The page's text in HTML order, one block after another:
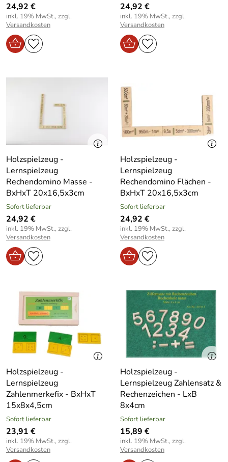
24,92 €
inkl. 19% MwSt., zzgl.
Versandkosten
24,92 €
inkl. 19% MwSt., zzgl.
Versandkosten
Holzspielzeug -
Lernspielzeug
Rechendomino Masse -
BxHxT 20x16,5x3cm
Sofort lieferbar
24,92 €
inkl. 19% MwSt., zzgl.
Versandkosten
Holzspielzeug -
Lernspielzeug
Rechendomino Flächen -
BxHxT 20x16,5x3cm
Sofort lieferbar
24,92 €
inkl. 19% MwSt., zzgl.
Versandkosten
Holzspielzeug -
Lernspielzeug
Zahlenmerkefix - BxHxT
15x8x4,5cm
Sofort lieferbar
23,91 €
inkl. 19% MwSt., zzgl.
Versandkosten
Holzspielzeug -
Lernspielzeug Zahlensatz &
Rechenzeichen - LxB
8x4cm
Sofort lieferbar
15,89 €
inkl. 19% MwSt., zzgl.
Versandkosten